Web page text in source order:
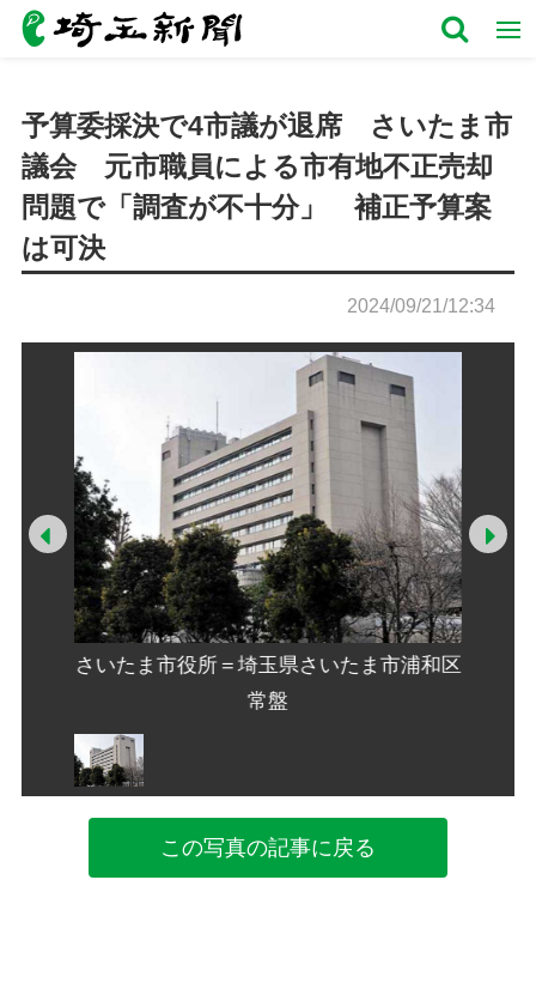
予算委採決で4市議が退席 さいたま市
議会 元市職員による市有地不正売却
問題で「調査が不十分」 補正予算案
は可決
2024/09/21/12:34
さいたま市役所＝埼玉県さいたま市浦和区
常盤
Prev
この写真の記事に戻る